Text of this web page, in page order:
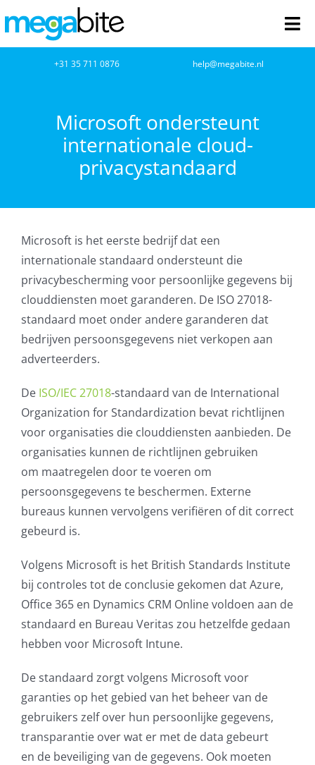
naar
inhoud
Netwerkbeheer
Webhosting
VOIP
Microsoft NCE
AVG
Glasvezelverbindingen
Microsoft software licenties
SLA overeenkomsten
Remote Help
WordPress SLA Contract
Contact
+31 35 711 0876 help@megabite.nl
Microsoft ondersteunt
internationale cloud-
privacystandaard
Microsoft is het eerste bedrijf dat een
internationale standaard ondersteunt die
privacybescherming voor persoonlijke gegevens bij
clouddiensten moet garanderen. De ISO 27018-
standaard moet onder andere garanderen dat
bedrijven persoonsgegevens niet verkopen aan
adverteerders.
De ISO/IEC 27018-standaard van de International
Organization for Standardization bevat richtlijnen
voor organisaties die clouddiensten aanbieden. De
organisaties kunnen de richtlijnen gebruiken
om maatregelen door te voeren om
persoonsgegevens te beschermen. Externe
bureaus kunnen vervolgens verifiëren of dit correct
gebeurd is.
Volgens Microsoft is het British Standards Institute
bij controles tot de conclusie gekomen dat Azure,
Office 365 en Dynamics CRM Online voldoen aan de
standaard en Bureau Veritas zou hetzelfde gedaan
hebben voor Microsoft Intune.
De standaard zorgt volgens Microsoft voor
garanties op het gebied van het beheer van de
gebruikers zelf over hun persoonlijke gegevens,
transparantie over wat er met de data gebeurt
en de beveiliging van de gegevens. Ook moeten